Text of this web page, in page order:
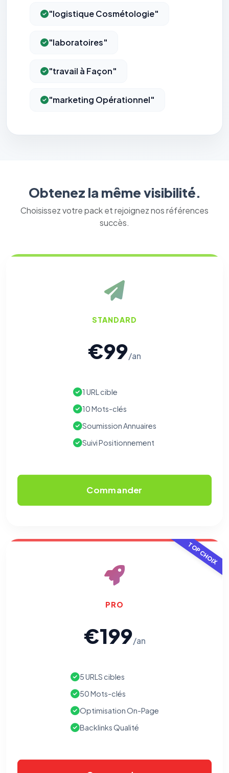
"logistique Cosmétologie"
"laboratoires"
"travail à Façon"
"marketing Opérationnel"
Obtenez la même visibilité.
Choisissez votre pack et rejoignez nos références
succès.
STANDARD
€99/an
1 URL cible
10 Mots-clés
Soumission Annuaires
Suivi Positionnement
Commander
TOP CHOIX
PRO
€199/an
5 URLS cibles
50 Mots-clés
Optimisation On-Page
Backlinks Qualité
Cookies essentiels TOUJOURS ACTIF
Nécessaires au fonctionnement du site : session, sécurité,
mémorisation de vos choix de consentement. Ils ne
peuvent pas être désactivés.
Cookies analytiques
anonymisées via Google Analytics.